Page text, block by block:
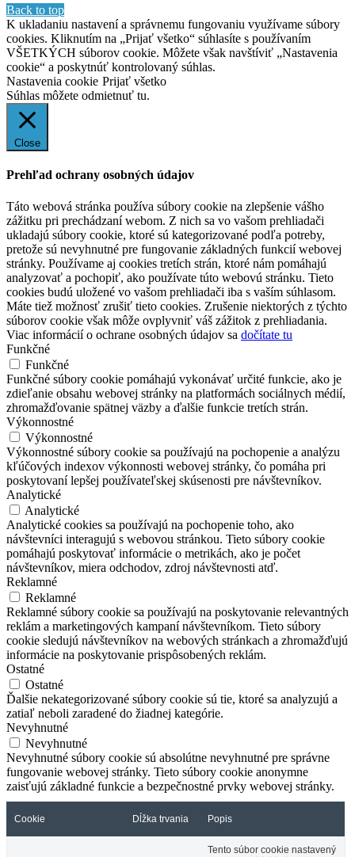
Back to top
K ukladaniu nastavení a správnemu fungovaniu využívame súbory
cookies. Kliknutím na „Prijať všetko“ súhlasíte s používaním
VŠETKÝCH súborov cookie. Môžete však navštíviť „Nastavenia
cookie“ a poskytnúť kontrolovaný súhlas.
Nastavenia cookie Prijať všetko
Súhlas môžete odmietnuť tu.
Close
Prehľad ochrany osobných údajov
Táto webová stránka používa súbory cookie na zlepšenie vášho
zážitku pri prechádzaní webom. Z nich sa vo vašom prehliadači
ukladajú súbory cookie, ktoré sú kategorizované podľa potreby,
pretože sú nevyhnutné pre fungovanie základných funkcií webovej
stránky. Používame aj cookies tretích strán, ktoré nám pomáhajú
analyzovať a pochopiť, ako používate túto webovú stránku. Tieto
cookies budú uložené vo vašom prehliadači iba s vaším súhlasom.
Máte tiež možnosť zrušiť tieto cookies. Zrušenie niektorých z týchto
súborov cookie však môže ovplyvniť váš zážitok z prehliadania.
Viac informácií o ochrane osobných údajov sa dočítate tu
Funkčné
Funkčné
Funkčné súbory cookie pomáhajú vykonávať určité funkcie, ako je
zdieľanie obsahu webovej stránky na platformách sociálnych médií,
zhromažďovanie spätnej väzby a ďalšie funkcie tretích strán.
Výkonnostné
Výkonnostné
Výkonnostné súbory cookie sa používajú na pochopenie a analýzu
kľúčových indexov výkonnosti webovej stránky, čo pomáha pri
poskytovaní lepšej používateľskej skúsenosti pre návštevníkov.
Analytické
Analytické
Analytické cookies sa používajú na pochopenie toho, ako
návštevníci interagujú s webovou stránkou. Tieto súbory cookie
pomáhajú poskytovať informácie o metrikách, ako je počet
návštevníkov, miera odchodov, zdroj návštevnosti atď.
Reklamné
Reklamné
Reklamné súbory cookie sa používajú na poskytovanie relevantných
reklám a marketingových kampaní návštevníkom. Tieto súbory
cookie sledujú návštevníkov na webových stránkach a zhromažďujú
informácie na poskytovanie prispôsobených reklám.
Ostatné
Ostatné
Ďalšie nekategorizované súbory cookie sú tie, ktoré sa analyzujú a
zatiaľ neboli zaradené do žiadnej kategórie.
Nevyhnutné
Nevyhnutné
Nevyhnutné súbory cookie sú absolútne nevyhnutné pre správne
fungovanie webovej stránky. Tieto súbory cookie anonymne
zaisťujú základné funkcie a bezpečnostné prvky webovej stránky.
Cookie Dĺžka trvania Popis
Tento súbor cookie nastavený